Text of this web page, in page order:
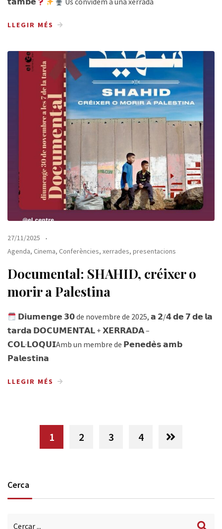
LLEGIR MÉS
27/11/2025
Agenda, Cinema, Conferències, xerrades, presentacions
Documental: SHAHID, créixer o
morir a Palestina
𝗗𝗶𝘂𝗺𝗲𝗻𝗴𝗲 𝟯𝟬 de novembre de 2025, 𝗮 𝟮/𝟰 𝗱𝗲 𝟳 𝗱𝗲 𝗹𝗮
𝘁𝗮𝗿𝗱𝗮 𝗗𝗢𝗖𝗨𝗠𝗘𝗡𝗧𝗔𝗟 + 𝗫𝗘𝗥𝗥𝗔𝗗𝗔 –
𝗖𝗢𝗟·𝗟𝗢𝗤𝗨𝗜Amb un membre de 𝗣𝗲𝗻𝗲𝗱𝗲̀𝘀 𝗮𝗺𝗯
𝗣𝗮𝗹𝗲𝘀𝘁𝗶𝗻𝗮
LLEGIR MÉS
1 2 3 4
Cerca